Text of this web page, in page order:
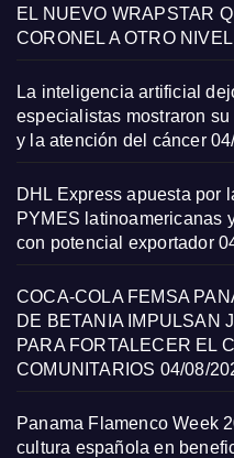
EL NUEVO WRAPSTAR
CORONEL A OTRO NIVEL
La inteligencia artificial
especialistas mostraron
y la atención del cáncer
DHL Express apuesta por
PYMES latinoamericanas
con potencial exportador
COCA-COLA FEMSA
DE BETANIA IMPULSAN
PARA FORTALECER EL
COMUNITARIOS 04/08/
Panama Flamenco Week
cultura española en